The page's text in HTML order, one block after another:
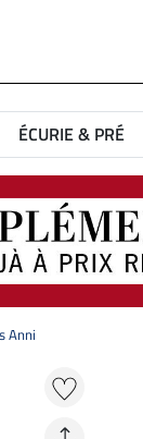
ÉCURIE & PRÉ
Anni